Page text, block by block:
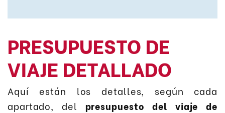
PRESUPUESTO DE
VIAJE DETALLADO
Aquí están los detalles, según cada
apartado, del presupuesto del viaje de